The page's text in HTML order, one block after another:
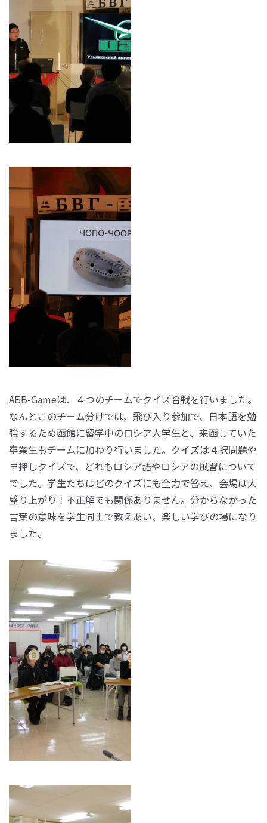
АБВ-Gameは、４つのチームでクイズ合戦を行いました。
なんとこのチーム分けでは、飛び入り参加で、日本語を勉
強するため函館に留学中のロシア人学生と、来函していた
卒業生もチームに加わり行いました。クイズは４択問題や
早押しクイズで、どれもロシア語やロシアの風習について
でした。学生たちはどのクイズにも全力で答え、会場は大
盛り上がり！不正解でも関係ありません。分からなかった
言葉の意味を学生同士で教えあい、楽しい学びの場になり
ました。